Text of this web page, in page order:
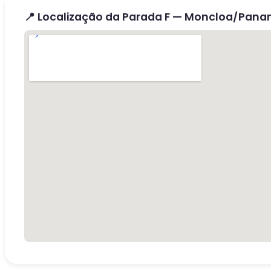
📍 Localização da Parada F — Moncloa/